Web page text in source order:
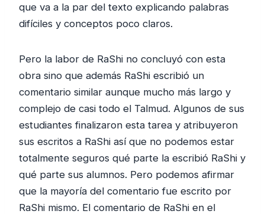
que va a la par del texto explicando palabras
difíciles y conceptos poco claros.
Pero la labor de RaShi no concluyó con esta
obra sino que además RaShi escribió un
comentario similar aunque mucho más largo y
complejo de casi todo el Talmud. Algunos de sus
estudiantes finalizaron esta tarea y atribuyeron
sus escritos a RaShi así que no podemos estar
totalmente seguros qué parte la escribió RaShi y
qué parte sus alumnos. Pero podemos afirmar
que la mayoría del comentario fue escrito por
RaShi mismo. El comentario de RaShi en el